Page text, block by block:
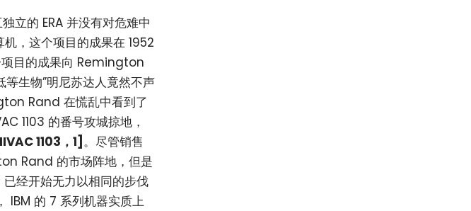
立的 ERA 并没有对危难中
，这个项目的成果在 1952
项目的成果向 Remington
生物”明尼苏达人竟然不声
Rand 在慌乱中看到了
1103 的番号攻城掠地，
1103，1] 。尽管销售
Rand 的市场阵地，但是
经开始无力以相同的步伐
IBM 的 7 系列机器实质上